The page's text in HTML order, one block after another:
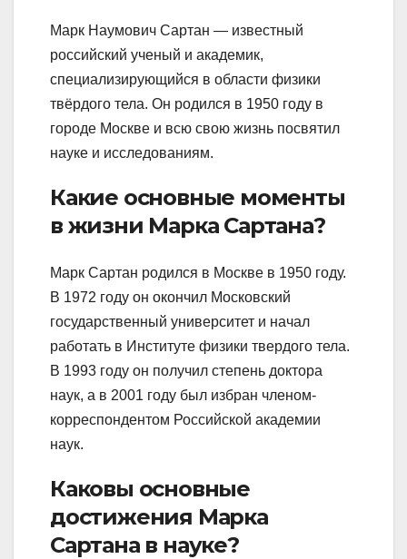
Марк Наумович Сартан — известный
российский ученый и академик,
специализирующийся в области физики
твёрдого тела. Он родился в 1950 году в
городе Москве и всю свою жизнь посвятил
науке и исследованиям.
Какие основные моменты
в жизни Марка Сартана?
Марк Сартан родился в Москве в 1950 году.
В 1972 году он окончил Московский
государственный университет и начал
работать в Институте физики твердого тела.
В 1993 году он получил степень доктора
наук, а в 2001 году был избран членом-
корреспондентом Российской академии
наук.
Каковы основные
достижения Марка
Сартана в науке?